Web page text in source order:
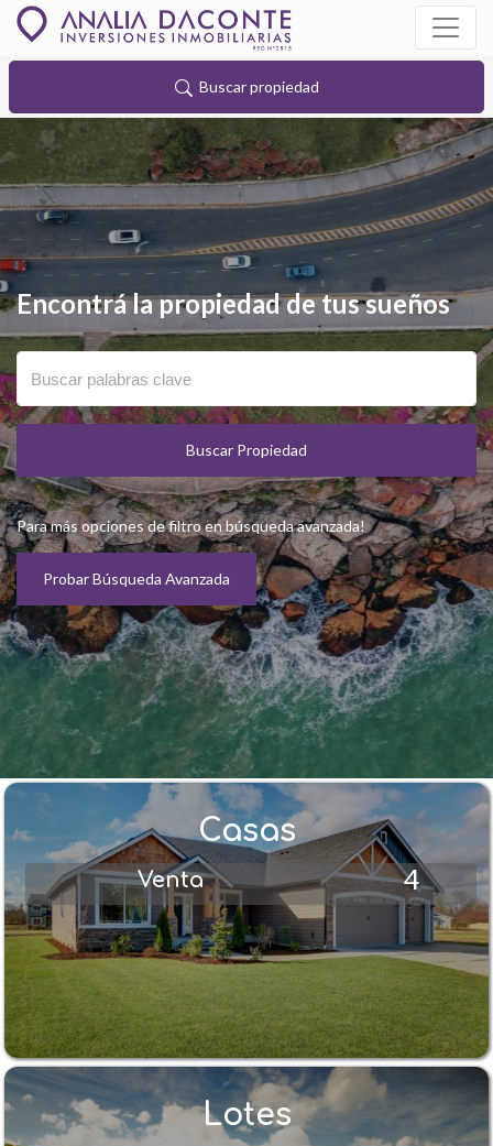
Buscar propiedad
Encontrá la propiedad de tus sueños
Buscar Propiedad
Para más opciones de filtro en búsqueda avanzada!
Probar Búsqueda Avanzada
Casas
Venta 4
Lotes